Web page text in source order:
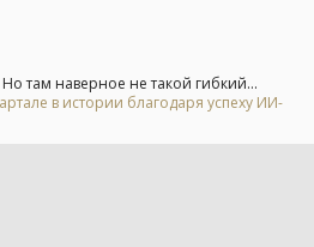
там наверное не такой гибкий...
в истории благодаря успеху ИИ-